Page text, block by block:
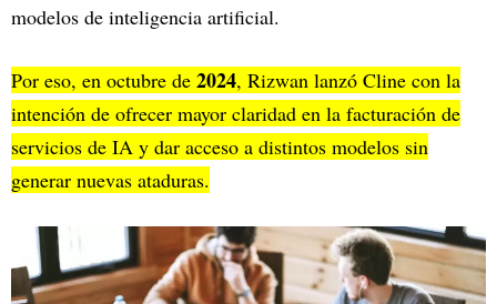
modelos de inteligencia artificial.
Por eso, en octubre de 2024, Rizwan lanzó Cline con la
intención de ofrecer mayor claridad en la facturación de
servicios de IA y dar acceso a distintos modelos sin
generar nuevas ataduras.